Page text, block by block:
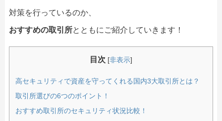
対策を行っているのか、
おすすめの取引所とともにご紹介していきます！
目次 [非表示]
高セキュリティで資産を守ってくれる国内3大取引所とは？
取引所選びの6つのポイント！
おすすめ取引所のセキュリティ状況比較！